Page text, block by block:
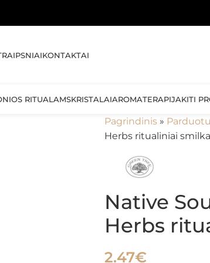
🚚
KONTAKTAI
RITUALAMSKRISTALAIAROMATERAPIJAKITI
Pagrindinis»
Herbs ritualiniai
Native
Herbs
2.47€